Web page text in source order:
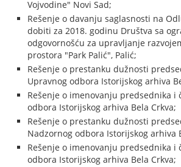
Vojvodine" Novi Sad;
Rešenje o davanju saglasnosti na
dobiti za 2018. godinu Društva sa
odgovornošću za upravljanje
prostora "Park Palić", Palić;
Rešenje o prestanku dužnosti
Upravnog odbora Istorijskog arhiva
Rešenje o imenovanju predsednika i
odbora Istorijskog arhiva Bela Crkva;
Rešenje o prestanku dužnosti
Nadzornog odbora Istorijskog arhiva
Rešenje o imenovanju predsednika i
odbora Istorijskog arhiva Bela Crkva;